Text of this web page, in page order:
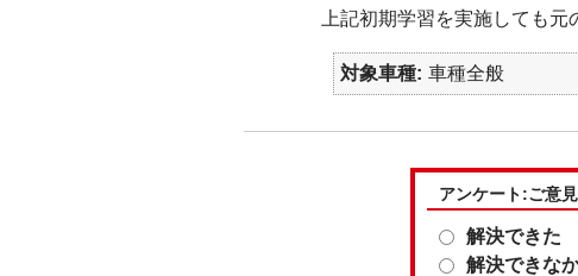
上記初期学習を実施しても元
対象車種 車種全般
アンケート:ご意
解決できた
解決できな